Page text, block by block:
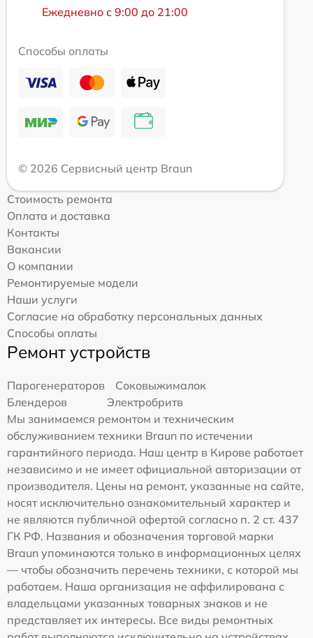
Ежедневно с 9:00 до 21:00
Способы оплаты
© 2026 Сервисный центр Braun
Стоимость ремонта
Оплата и доставка
Контакты
Вакансии
О компании
Ремонтируемые модели
Наши услуги
Согласие на обработку персональных данных
Способы оплаты
Ремонт устройств
Парогенераторов
Соковыжималок
Блендеров
Электробритв
Мы занимаемся ремонтом и техническим
обслуживанием техники Braun по истечении
гарантийного периода. Наш центр в Кирове работает
независимо и не имеет официальной авторизации от
производителя. Цены на ремонт, указанные на сайте,
носят исключительно ознакомительный характер и
не являются публичной офертой согласно п. 2 ст. 437
ГК РФ. Названия и обозначения торговой марки
Braun упоминаются только в информационных целях
— чтобы обозначить перечень техники, с которой мы
работаем. Наша организация не аффилирована с
владельцами указанных товарных знаков и не
представляет их интересы. Все виды ремонтных